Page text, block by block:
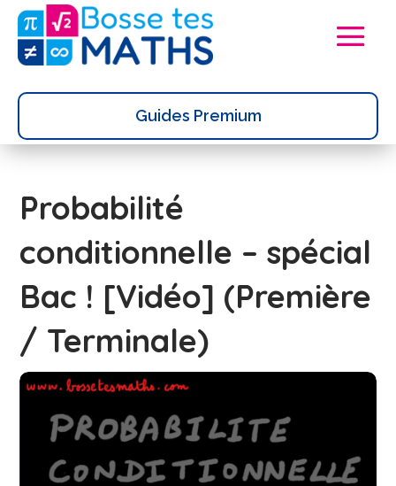
Guides Premium
Probabilité
conditionnelle – spécial
Bac ! [Vidéo] (Première
/ Terminale)